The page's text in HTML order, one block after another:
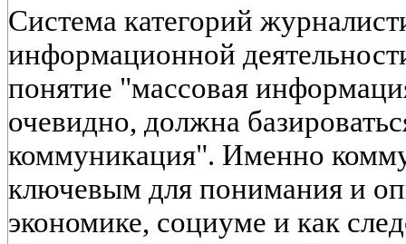
Система категорий
информационной
понятие "массовая
очевидно, должна
коммуникация". Именно
ключевым для понимания и
экономике, социуме и как